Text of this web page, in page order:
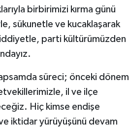
birbirimizi kırma günü
sükunetle ve kucaklaşarak
parti kültürümüzden
süreci; önceki dönem
il ve ilçe
Hiç kimse endişe
iktidar yürüyüşünü devam